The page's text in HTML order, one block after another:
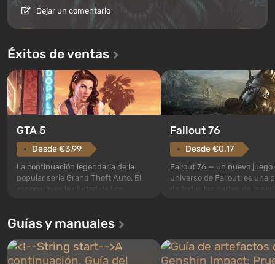
Dejar un comentario
Éxitos de ventas
GTA 5
Desde €3.99
La continuación legendaria de la
popular serie Grand Theft Auto. El
escenario es la ciudad de Los
Andreas . Por primera vez, el juego
narra la historia de tres personajes:
Michael, Trevor y Franklin, entre los
cuales podrás cambi...
Fallout 76
Desde €0.17
Fallout 76 — un nuevo juego
universo de Fallout, es una
de todas las partes de la
abrirse primero después de
caigan las bombas n...
Guías y manuales